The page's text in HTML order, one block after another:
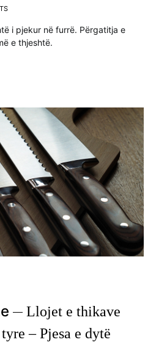
i pjekur në furrë. Përgatitja e
e thjeshtë.
Llojet e thikave
– Pjesa e dytë